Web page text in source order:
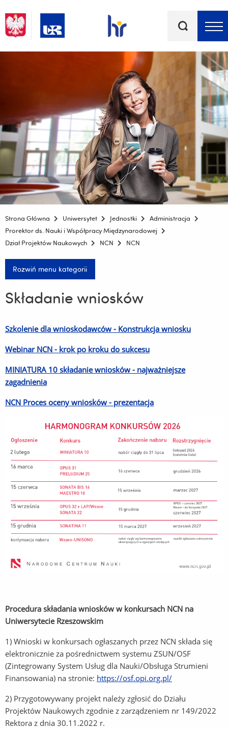
kluczowe
Strona Główna Uniwersytet Jednostki
Administracja
Prorektor ds. Nauki i Współpracy Międzynarodowej
Dział Projektów Naukowych
NCN NCN
Rozwiń menu kategorii
Składanie wniosków
Szkolenie dla wnioskodawców - Konstrukcja wniosku
Webinar NCN - krok po kroku do sukcesu
MINIATURA 10 składanie wniosków - najważniejsze
zagadnienia
NCN Proces oceny wniosków - prezentacja
Procedura składania wniosków w konkursach NCN na
Uniwersytecie Rzeszowskim
1) Wnioski w konkursach ogłaszanych przez NCN składa się
elektronicznie za pośrednictwem systemu ZSUN/OSF
(Zintegrowany System Usług dla Nauki/Obsługa Strumieni
Finansowania) na stronie: https://osf.opi.org.pl/
2) Przygotowywany projekt należy zgłosić do Działu
Projektów Naukowych zgodnie z zarządzeniem nr 149/2022
Rektora z dnia 30.11.2022 r.